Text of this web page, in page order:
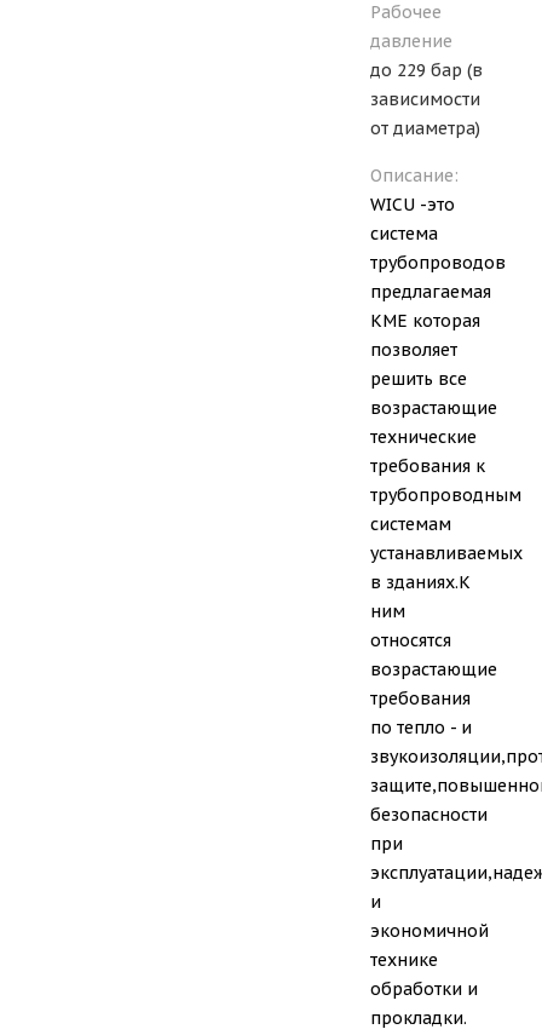
Рабочее
давление
до 229 бар (в
зависимости
от диаметра)
Описание:
WICU -это
система
трубопроводов
предлагаемая
КМЕ которая
позволяет
решить все
возрастающие
технические
требования к
трубопроводным
системам
устанавливаемых
в зданиях.К
ним
относятся
возрастающие
требования
по тепло - и
безопасности
при
и
экономичной
технике
обработки и
прокладки.